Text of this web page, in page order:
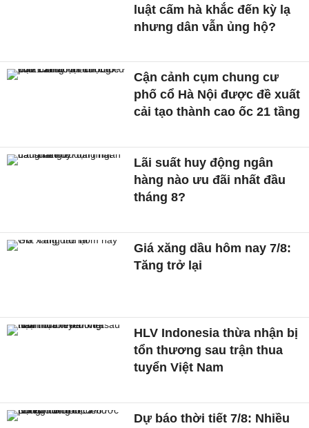
luật cấm hà khắc đến kỳ lạ
nhưng dân vẫn ủng hộ?
Cận cảnh cụm chung cư
phố cổ Hà Nội được đề xuất
cải tạo thành cao ốc 21 tầng
Lãi suất huy động ngân
hàng nào ưu đãi nhất đầu
tháng 8?
Giá xăng dầu hôm nay 7/8:
Tăng trở lại
HLV Indonesia thừa nhận bị
tổn thương sau trận thua
tuyển Việt Nam
Dự báo thời tiết 7/8: Nhiều